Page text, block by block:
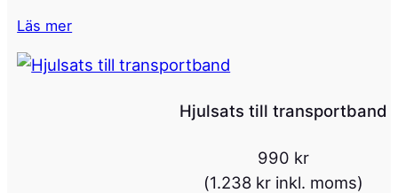
Läs mer
Hjulsats till transportband
990 kr
(1.238 kr inkl. moms)